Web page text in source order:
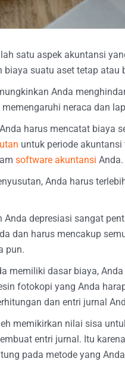
satu aspek akuntansi
suatu aset tetap
Anda
neraca dan
harus mencatat biaya
untuk periode
software akuntansi Anda.
Anda harus
Anda depresiasi sangat
dan harus mencakup
pun.
memiliki dasar biaya,
fotokopi yang Anda
dan entri jurnal
memikirkan nilai sisa
entri jurnal. Itu
pada metode yang